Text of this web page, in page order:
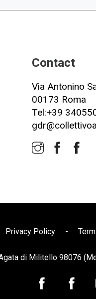
Contact
Via Antonino
00173 Roma
Tel:+39
Privacy Policy -
di Militello 98076